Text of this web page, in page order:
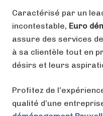
Caractérisé par un
incontestable, Euro
assure des services
à sa clientèle tout en
désirs et leurs
Profitez de
qualité d’une